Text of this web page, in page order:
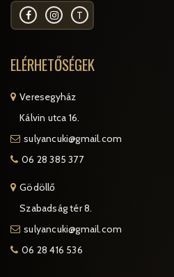
T
ELÉRHETŐSÉGEK
Veresegyház
Kálvin utca 16.
sulyancuki@gmail.com
06 28 385 377
Gödöllő
Szabadság tér 8.
sulyancuki@gmail.com
06 28 416 536